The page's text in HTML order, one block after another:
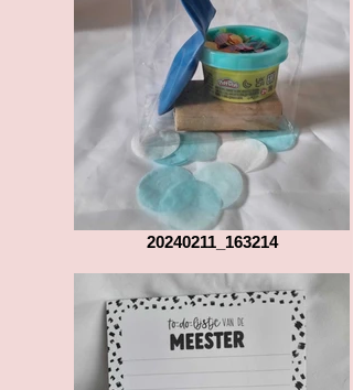
20240211_163214